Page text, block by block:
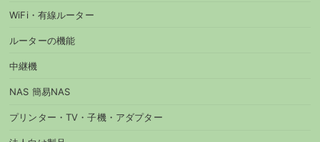
WiFi・有線ルーター
ルーターの機能
中継機
NAS 簡易NAS
プリンター・TV・子機・アダプター